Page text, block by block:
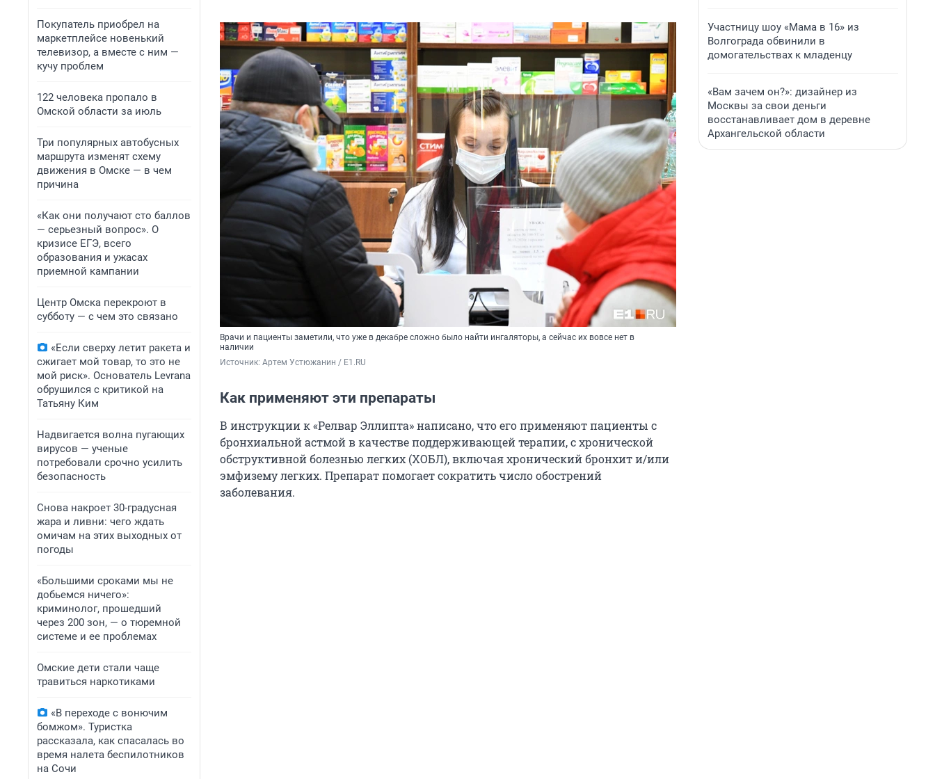
Покупатель приобрел на
маркетплейсе новенький
телевизор, а вместе с ним —
кучу проблем
122 человека пропало в
Омской области за июль
Три популярных автобусных
маршрута изменят схему
движения в Омске — в чем
причина
«Как они получают сто баллов
— серьезный вопрос». О
кризисе ЕГЭ, всего
образования и ужасах
приемной кампании
Центр Омска перекроют в
субботу — с чем это связано
«Если сверху летит ракета и
сжигает мой товар, то это не
мой риск». Основатель Levrana
обрушился с критикой на
Татьяну Ким
Надвигается волна пугающих
вирусов — ученые
потребовали срочно усилить
безопасность
Снова накроет 30-градусная
жара и ливни: чего ждать
омичам на этих выходных от
погоды
«Большими сроками мы не
добьемся ничего»:
криминолог, прошедший
через 200 зон, — о тюремной
системе и ее проблемах
Омские дети стали чаще
травиться наркотиками
«В переходе с вонючим
бомжом». Туристка
рассказала, как спасалась во
время налета беспилотников
на Сочи
Врачи и пациенты заметили, что уже в декабре сложно было найти ингаляторы, а сейчас их вовсе нет в
наличии
Источник: Артем Устюжанин / E1.RU
Как применяют эти препараты
В инструкции к «Релвар Эллипта» написано, что его применяют пациенты с
бронхиальной астмой в качестве поддерживающей терапии, с хронической
обструктивной болезнью легких (ХОБЛ), включая хронический бронхит и/или
эмфизему легких. Препарат помогает сократить число обострений
заболевания.
Участницу шоу «Мама в 16» из
Волгограда обвинили в
домогательствах к младенцу
«Вам зачем он?»: дизайнер из
Москвы за свои деньги
восстанавливает дом в деревне
Архангельской области